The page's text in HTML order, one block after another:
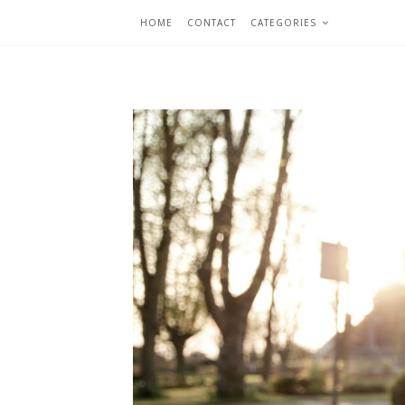
HOME CONTACT CATEGORIES